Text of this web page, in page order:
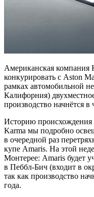
Американская компания
конкурировать с Aston
рамках автомобильной
Калифорния)
производство начнётся в
Историю происхождения
Karma мы подробно
в очередной раз
купе Amaris. На этой
Монтерее: Amaris будет
в Пеббл-Бич (входит в
так как производство
года.